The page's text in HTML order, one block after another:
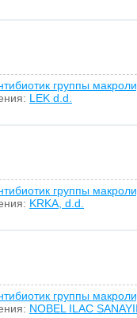
группы
LEK d.d.
группы
KRKA, d.d.
группы
NOBEL ILAC